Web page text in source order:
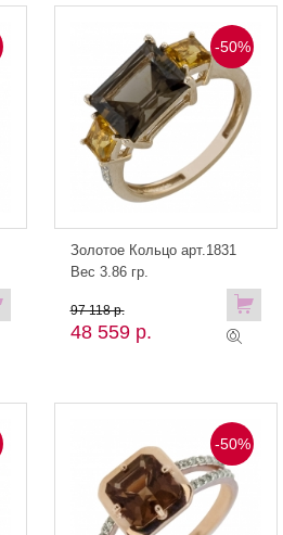
-50%
Золотое Кольцо арт.1831
Вес 3.86 гр.
48 559 р.
97 118 р.
-50%